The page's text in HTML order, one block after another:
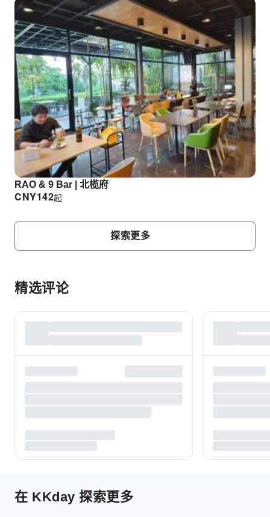
RAO & 9 Bar | 北榄府
CNY142起
探索更多
精选评论
在 KKday 探索更多